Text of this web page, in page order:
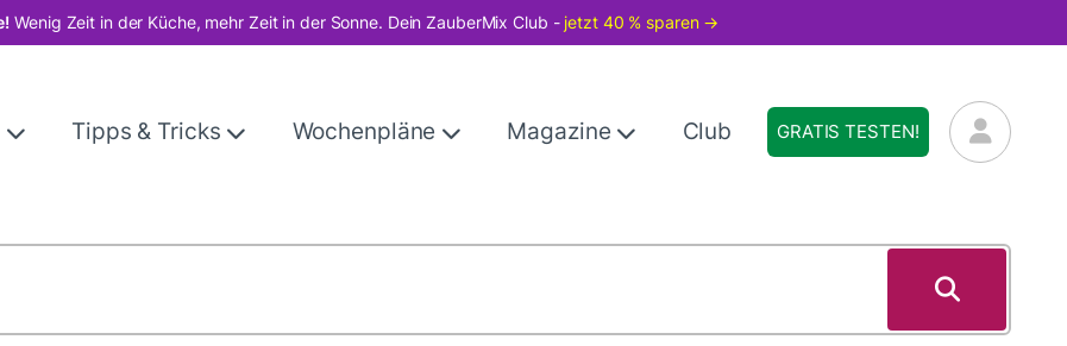
Wenig Zeit in der Küche, mehr Zeit in der Sonne. Dein ZauberMix Club - jetzt 40 % sparen →
Tipps & Tricks Wochenpläne Magazine Club GRATIS TESTEN!